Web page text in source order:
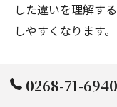
した違いを理解す
しやすくなります。
登山やバイ
0268-71-6940